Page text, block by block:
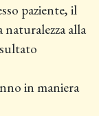
paziente, il
alla
in maniera